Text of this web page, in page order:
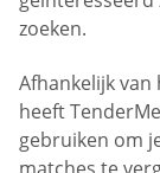
zoeken.
Afhankelijk
heeft
gebruiken om
matches te